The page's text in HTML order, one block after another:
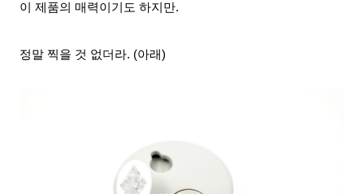
이 제품의 매력이기도 하지만.
정말 찍을 것 없더라. (아래)